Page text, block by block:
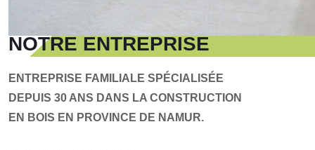
NOTRE ENTREPRISE
ENTREPRISE FAMILIALE SPÉCIALISÉE
DEPUIS 30 ANS DANS LA CONSTRUCTION
EN BOIS EN PROVINCE DE NAMUR.